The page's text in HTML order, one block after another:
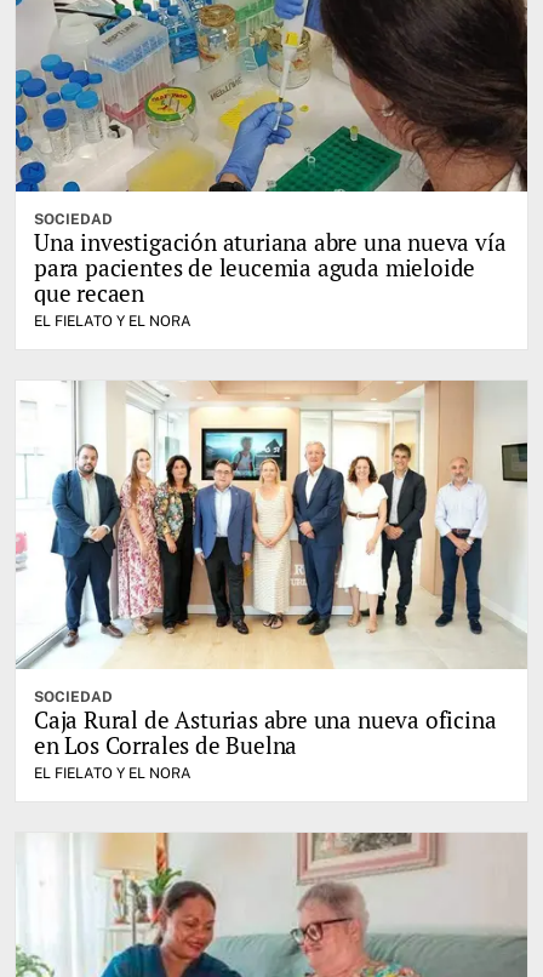
SOCIEDAD
Una investigación aturiana abre una nueva vía
para pacientes de leucemia aguda mieloide
que recaen
EL FIELATO Y EL NORA
SOCIEDAD
Caja Rural de Asturias abre una nueva oficina
en Los Corrales de Buelna
EL FIELATO Y EL NORA